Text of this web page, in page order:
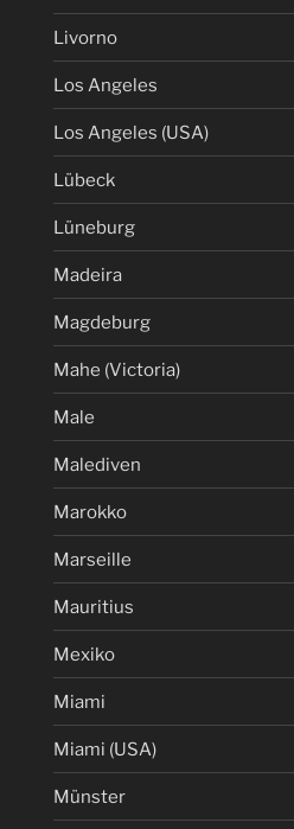
Livorno
Los Angeles
Los Angeles (USA)
Lübeck
Lüneburg
Madeira
Magdeburg
Mahe (Victoria)
Male
Malediven
Marokko
Marseille
Mauritius
Mexiko
Miami
Miami (USA)
Münster